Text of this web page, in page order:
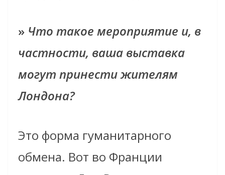
» Что такое мероприятие и, в
частности, ваша выставка
могут принести жителям
Лондона?
Это форма гуманитарного
обмена. Вот во Франции